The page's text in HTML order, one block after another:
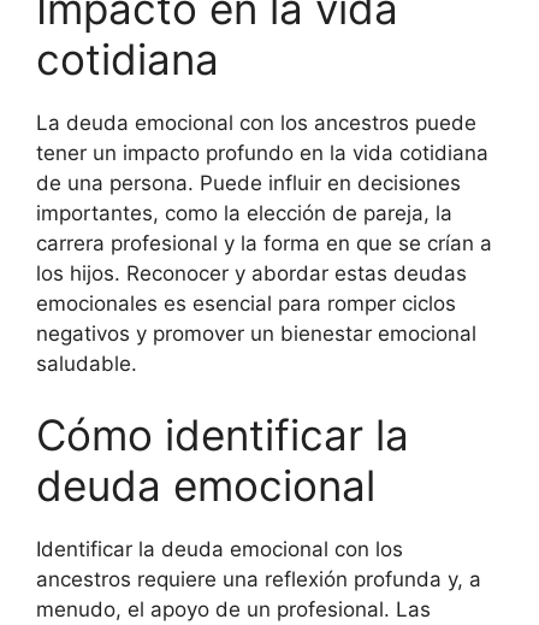
cotidiana
La deuda emocional con los ancestros puede
tener un impacto profundo en la vida cotidiana
de una persona. Puede influir en decisiones
importantes, como la elección de pareja, la
carrera profesional y la forma en que se crían a
los hijos. Reconocer y abordar estas deudas
emocionales es esencial para romper ciclos
negativos y promover un bienestar emocional
saludable.
Cómo identificar la
deuda emocional
Identificar la deuda emocional con los
ancestros requiere una reflexión profunda y, a
menudo, el apoyo de un profesional. Las